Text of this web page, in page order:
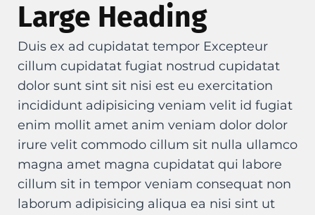
Large Heading
Duis ex ad cupidatat tempor Excepteur
cillum cupidatat fugiat nostrud cupidatat
dolor sunt sint sit nisi est eu exercitation
incididunt adipisicing veniam velit id fugiat
enim mollit amet anim veniam dolor dolor
irure velit commodo cillum sit nulla ullamco
magna amet magna cupidatat qui labore
cillum sit in tempor veniam consequat non
laborum adipisicing aliqua ea nisi sint ut